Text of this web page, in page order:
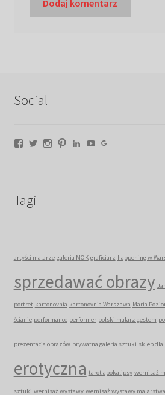
Social
Facebook
TwitterInstagram
PinterestLinkedIn
YouTube
Tagi
artyści malarze galeria MOK graficiarz happening w
sprzedawać obrazy
portret kartonovnia kartonovnia Warszawa Maria
ścianie performance performer polski malarz gestem
prezentacja obrazów prywatna galeria sztuki sklep
erotyczna tarot apokalipsy wernisaż
sztuki wernisaż wystawy wernisaż wystawy malarstwa